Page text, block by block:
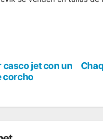
casco jet con un
corcho